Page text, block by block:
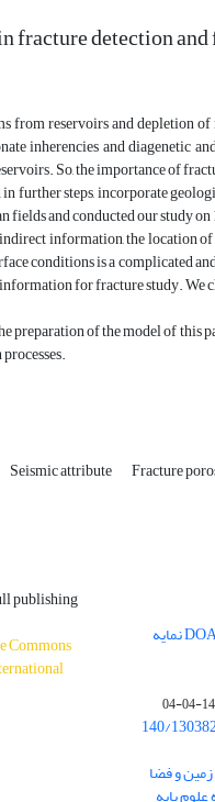
detection
from reservoirs and depletion
inherencies and diagenetic
So, the importance of
further steps, incorporate
fields and conducted our study
information, the
conditions is a complicated
for fracture study.
of the model of this
Seismic attribute Fracture
مجله فیزیک زمین و فضا در پایگاه بین المللی DOAJ نمایه
معاونت پژوهشی دانشگاه به شماره 140/130382
زمین و فضا
publishing
Commons